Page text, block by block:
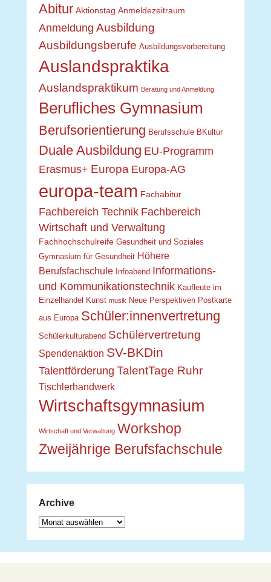
Abitur Aktionstag Anmeldezeitraum
Anmeldung Ausbildung
Ausbildungsberufe Ausbildungsvorbereitung
Auslandspraktika
Auslandspraktikum Beratung und Anmeldung
Berufliches Gymnasium
Berufsorientierung Berufsschule BKultur
Duale Ausbildung EU-Programm
Erasmus+ Europa Europa-AG
europa-team Fachabitur
Fachbereich Technik Fachbereich
Wirtschaft und Verwaltung
Fachhochschulreife Gesundheit und Soziales
Gymnasium für Gesundheit Höhere
Berufsfachschule Infoabend Informations-
und Kommunikationstechnik Kaufleute im
Einzelhandel
Kunst musik Neue Perspektiven Postkarte
aus Europa Schüler:innenvertretung
Schülerkulturabend Schülervertretung
Spendenaktion SV-BKDin
Talentförderung TalentTage Ruhr
Tischlerhandwerk
Wirtschaftsgymnasium
Wirtschaft und Verwaltung Workshop
Zweijährige Berufsfachschule
Archive
Archive